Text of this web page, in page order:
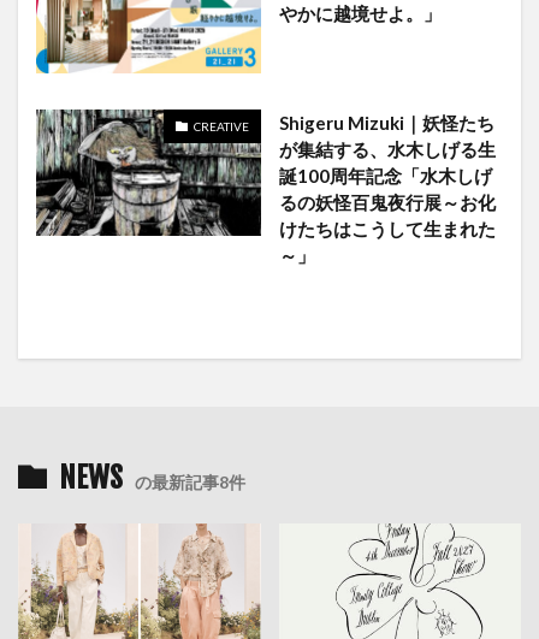
やかに越境せよ。」
CREATIVE
Shigeru Mizuki｜妖怪たち
が集結する、水木しげる生
誕100周年記念「水木しげ
るの妖怪百鬼夜行展～お化
けたちはこうして生まれた
～」
NEWS の最新記事8件